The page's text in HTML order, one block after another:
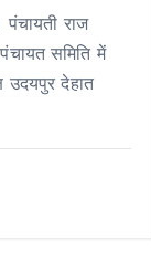
राज
समिति में
उदयपुर देहात